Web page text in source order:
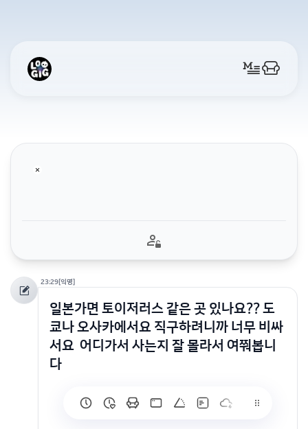
23:29[익명]
일본가면 토이저러스 같은 곳 있나요?? 도
쿄나 오사카에서요 직구하려니까 너무 비싸
서요 어디가서 사는지 잘 몰라서 여쭤봅니
다